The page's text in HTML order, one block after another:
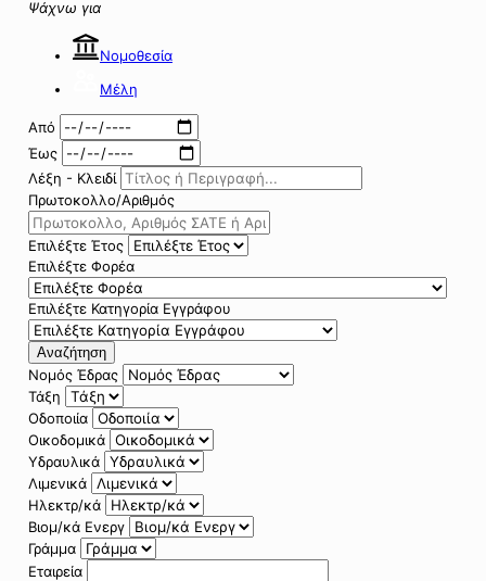
Ψάχνω για
Νομοθεσία
Μέλη
Από
Έως
Λέξη - Κλειδί
Πρωτοκολλο/Αριθμός
Επιλέξτε Έτος
Επιλέξτε Φορέα
Επιλέξτε Κατηγορία Εγγράφου
Αναζήτηση
Νομός Έδρας
Τάξη
Οδοποιία
Οικοδομικά
Υδραυλικά
Λιμενικά
Ηλεκτρ/κά
Βιομ/κά Ενεργ
Γράμμα
Εταιρεία